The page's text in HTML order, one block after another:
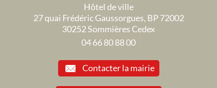
Hôtel de ville
27 quai Frédéric Gaussorgues, BP 72002
30252 Sommières Cedex
04 66 80 88 00
Contacter la mairie